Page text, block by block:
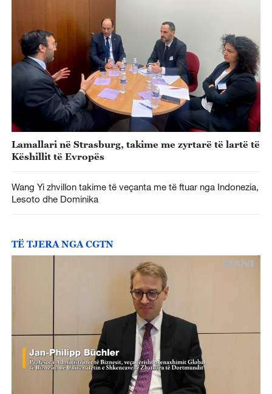
Lamallari në Strasburg, takime me zyrtarë të lartë të
Këshillit të Evropës
Wang Yi zhvillon takime të veçanta me të ftuar nga Indonezia,
Lesoto dhe Dominika
TË TJERA NGA CGTN